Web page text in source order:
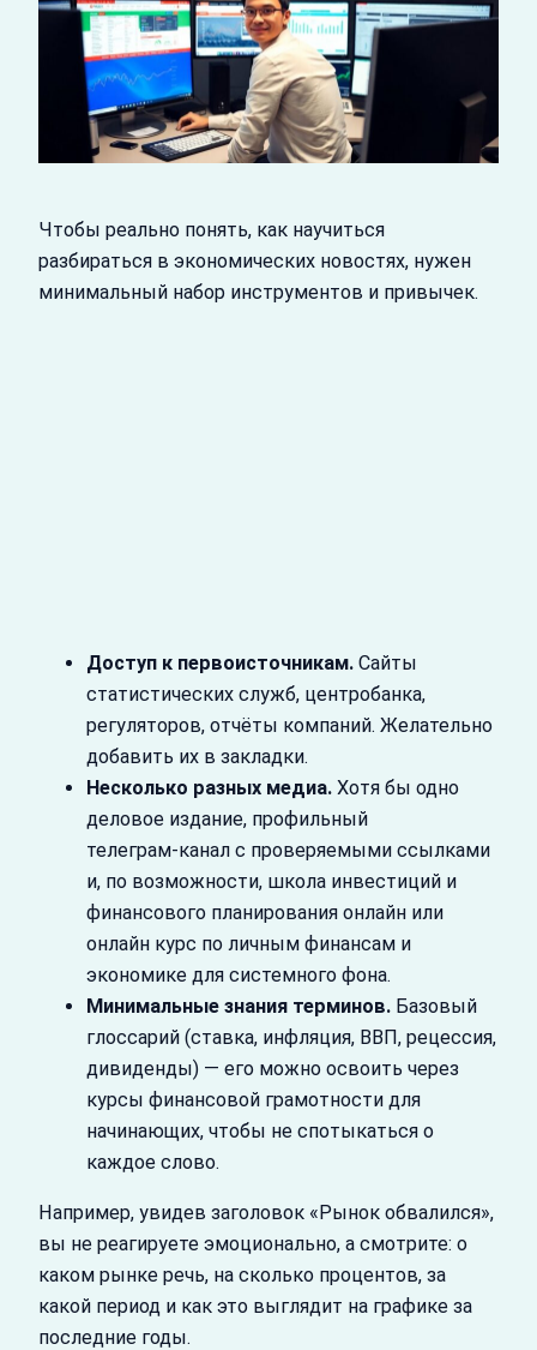
Чтобы реально понять, как научиться
разбираться в экономических новостях, нужен
минимальный набор инструментов и привычек.
Доступ к первоисточникам. Сайты
статистических служб, центробанка,
регуляторов, отчёты компаний. Желательно
добавить их в закладки.
Несколько разных медиа. Хотя бы одно
деловое издание, профильный
телеграм‑канал с проверяемыми ссылками
и, по возможности, школа инвестиций и
финансового планирования онлайн или
онлайн курс по личным финансам и
экономике для системного фона.
Минимальные знания терминов. Базовый
глоссарий (ставка, инфляция, ВВП, рецессия,
дивиденды) — его можно освоить через
курсы финансовой грамотности для
начинающих, чтобы не спотыкаться о
каждое слово.
Например, увидев заголовок «Рынок обвалился»,
вы не реагируете эмоционально, а смотрите: о
каком рынке речь, на сколько процентов, за
какой период и как это выглядит на графике за
последние годы.